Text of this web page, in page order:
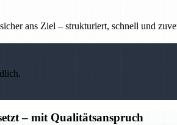
ans Ziel – strukturiert, schnell und
– mit Qualitätsanspruch